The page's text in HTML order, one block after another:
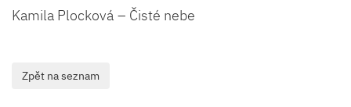
Kamila Plocková – Čisté nebe